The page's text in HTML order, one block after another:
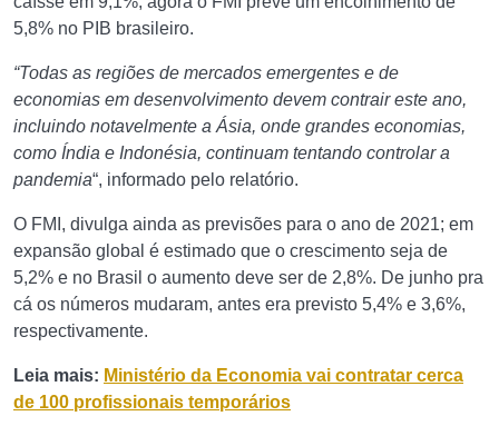
5,8% no PIB brasileiro.
“Todas as regiões de mercados emergentes e de
economias em desenvolvimento devem contrair este ano,
incluindo notavelmente a Ásia, onde grandes economias,
como Índia e Indonésia, continuam tentando controlar a
pandemia“, informado pelo relatório.
O FMI, divulga ainda as previsões para o ano de 2021; em
expansão global é estimado que o crescimento seja de
5,2% e no Brasil o aumento deve ser de 2,8%. De junho pra
cá os números mudaram, antes era previsto 5,4% e 3,6%,
respectivamente.
Leia mais: Ministério da Economia vai contratar cerca
de 100 profissionais temporários